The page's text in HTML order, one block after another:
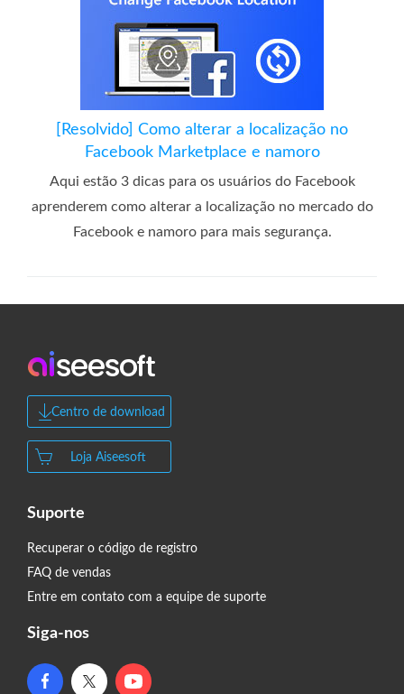
[Resolvido] Como alterar a localização no
Facebook Marketplace e namoro
Aqui estão 3 dicas para os usuários do Facebook
aprenderem como alterar a localização no mercado do
Facebook e namoro para mais segurança.
Centro de download
Loja Aiseesoft
Suporte
Recuperar o código de registro
FAQ de vendas
Entre em contato com a equipe de suporte
Siga-nos